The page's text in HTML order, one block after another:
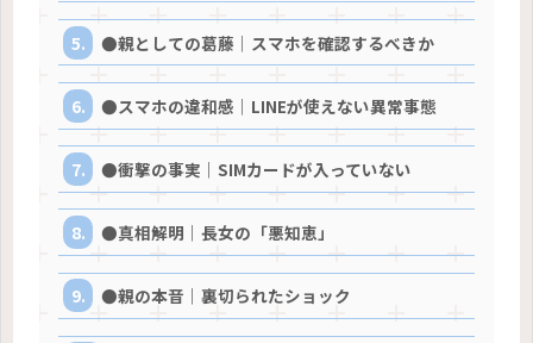
●親としての葛藤｜スマホを確認するべきか
●スマホの違和感｜LINEが使えない異常事態
●衝撃の事実｜SIMカードが入っていない
●真相解明｜長女の「悪知恵」
●親の本音｜裏切られたショック